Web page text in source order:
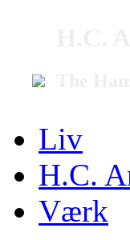
Liv
H.C.
Værk